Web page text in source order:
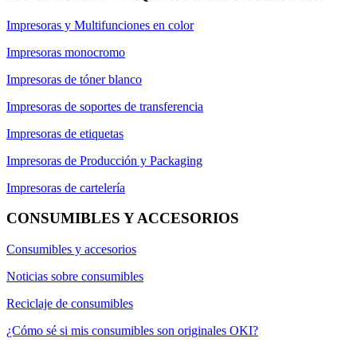
Impresoras y Multifunciones en color
Impresoras monocromo
Impresoras de tóner blanco
Impresoras de soportes de transferencia
Impresoras de etiquetas
Impresoras de Producción y Packaging
Impresoras de cartelería
CONSUMIBLES Y ACCESORIOS
Consumibles y accesorios
Noticias sobre consumibles
Reciclaje de consumibles
¿Cómo sé si mis consumibles son originales OKI?